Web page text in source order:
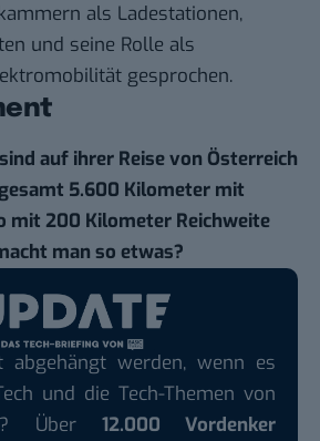
als Ladestationen,
und seine Rolle als
gesprochen.
auf ihrer Reise von Österreich
5.600 Kilometer mit
mit 200 Kilometer Reichweite
man so etwas?
werden, wenn es
und die Tech-Themen von
Über 12.000 Vordenker